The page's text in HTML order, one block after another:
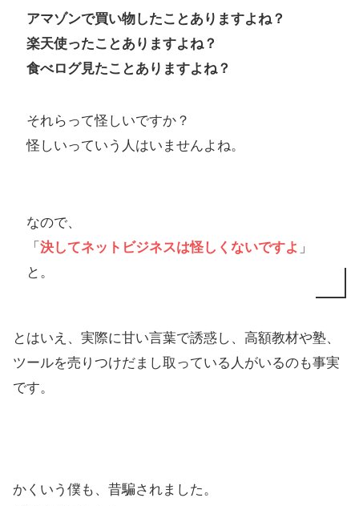
アマゾンで買い物したことありますよね？
楽天使ったことありますよね？
食べログ見たことありますよね？
それらって怪しいですか？
怪しいっていう人はいませんよね。
なので、
「 決してネットビジネスは怪しくないですよ 」
と。
とはいえ、実際に甘い言葉で誘惑し、高額教材や塾、
ツールを売りつけだまし取っている人がいるのも事実
です。
かくいう僕も、昔騙されました。